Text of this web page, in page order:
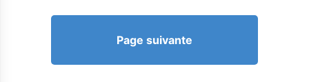
Page suivante